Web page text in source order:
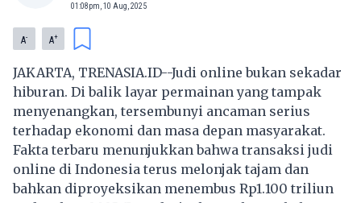
01:08pm, 10 Aug, 2025
A- A+
JAKARTA, TRENASIA.ID--Judi online bukan sekadar
hiburan. Di balik layar permainan yang tampak
menyenangkan, tersembunyi ancaman serius
terhadap ekonomi dan masa depan masyarakat.
Fakta terbaru menunjukkan bahwa transaksi judi
online di Indonesia terus melonjak tajam dan
bahkan diproyeksikan menembus Rp1.100 triliun